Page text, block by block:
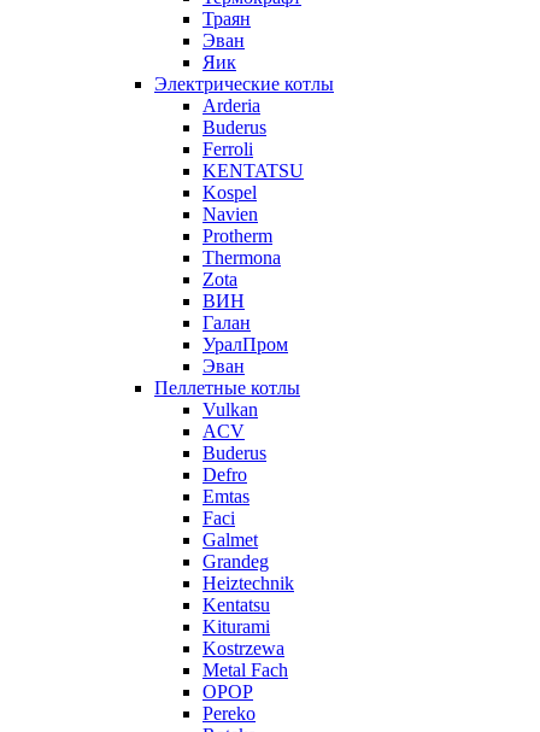
Траян
Эван
Яик
Электрические котлы
Arderia
Buderus
Ferroli
KENTATSU
Kospel
Navien
Protherm
Thermona
Zota
ВИН
Галан
УралПром
Эван
Пеллетные котлы
Vulkan
ACV
Buderus
Defro
Emtas
Faci
Galmet
Grandeg
Heiztechnik
Kentatsu
Kiturami
Kostrzewa
Metal Fach
OPOP
Pereko